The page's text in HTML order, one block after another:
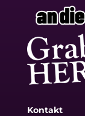
Kontakt